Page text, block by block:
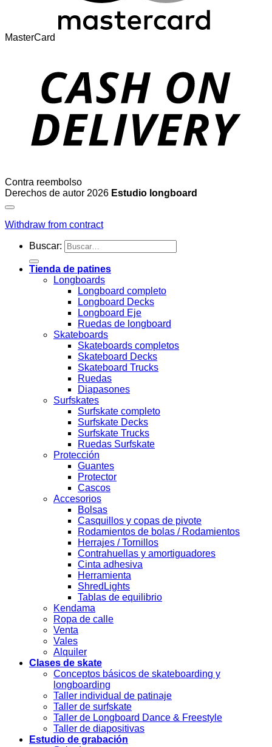
MasterCard
Contra reembolso
Derechos de autor 2026 Estudio longboard
Withdraw from contract
Buscar:
Tienda de patines
Longboards
Longboard completo
Longboard Decks
Longboard Eje
Ruedas de longboard
Skateboards
Skateboards completos
Skateboard Decks
Skateboard Trucks
Ruedas
Diapasones
Surfskates
Surfskate completo
Surfskate Decks
Surfskate Trucks
Ruedas Surfskate
Protección
Guantes
Protector
Cascos
Accesorios
Bolsas
Casquillos y copas de pivote
Rodamientos de bolas / Rodamientos
Herrajes / Tornillos
Contrahuellas y amortiguadores
Cinta adhesiva
Herramienta
ShredLights
Tablas de equilibrio
Kendama
Ropa de calle
Venta
Vales
Alquiler
Clases de skate
Conceptos básicos de skateboarding y
longboarding
Taller individual de patinaje
Taller de surfskate
Taller de Longboard Dance & Freestyle
Taller de diapositivas
Estudio de grabación